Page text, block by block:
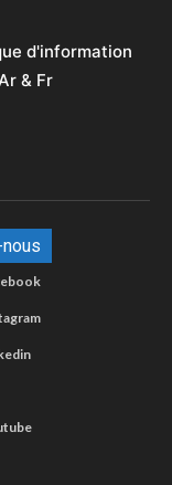
d'information
& Fr